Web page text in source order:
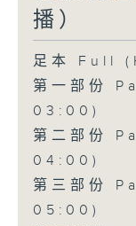
播）
足本 Full
第一部份
03:00)
第二部份
04:00)
第三部份
05:00)